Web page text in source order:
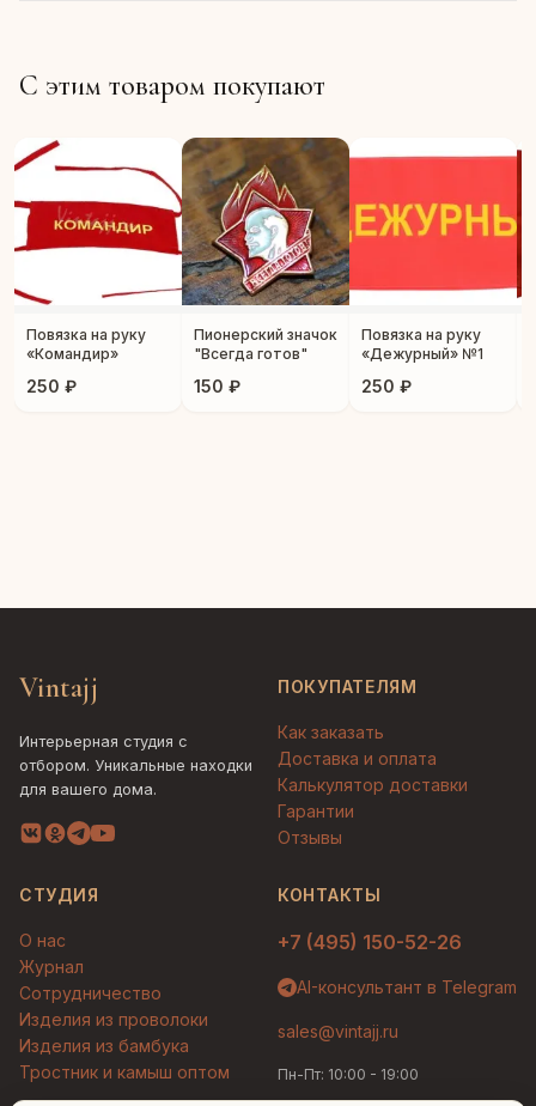
С этим товаром покупают
Повязка на руку
«Командир»
250 ₽
Пионерский значок
"Всегда готов"
150 ₽
Повязка на руку
«Дежурный» №1
250 ₽
Vintajj
Интерьерная студия с
отбором. Уникальные находки
для вашего дома.
ПОКУПАТЕЛЯМ
Как заказать
Доставка и оплата
Калькулятор доставки
Гарантии
Отзывы
СТУДИЯ
О нас
Журнал
Сотрудничество
Изделия из проволоки
Изделия из бамбука
Тростник и камыш оптом
КОНТАКТЫ
+7 (495) 150-52-26
AI-консультант в Telegram
sales@vintajj.ru
Пн-Пт: 10:00 - 19:00
Людмила